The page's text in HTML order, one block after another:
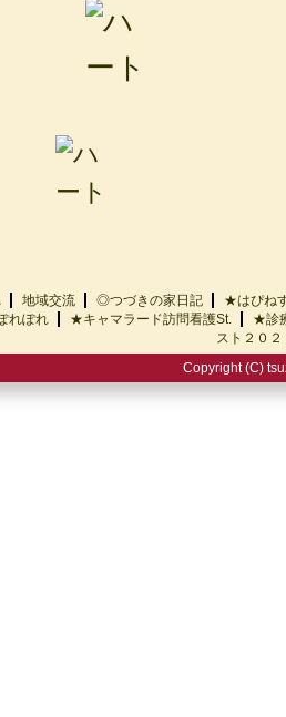
地域交流 ◎つづきの家日記
★はぴ
れぽれ ★キャマラード訪問看護St.
★診
スト２０２
Copyright (C)